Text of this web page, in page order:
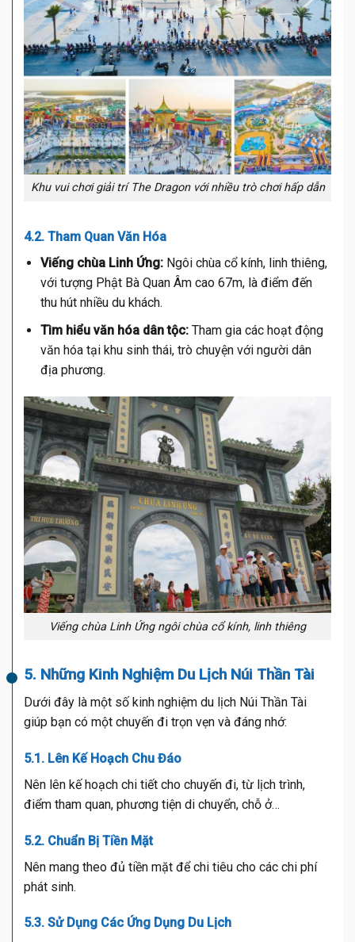
Khu vui chơi giải trí The Dragon với nhiều trò chơi hấp dẫn
4.2. Tham Quan Văn Hóa
Viếng chùa Linh Ứng:Ngôi chùa cổ kính, linh thiêng,
với tượng Phật Bà Quan Âm cao 67m, là điểm đến
thu hút nhiều du khách.
Tìm hiểu văn hóa dân tộc:Tham gia các hoạt động
văn hóa tại khu sinh thái, trò chuyện với người dân
địa phương.
Viếng chùa Linh Ứng ngôi chùa cổ kính, linh thiêng
5. Những Kinh Nghiệm Du Lịch Núi Thần Tài
Dưới đây là một số kinh nghiệm du lịch Núi Thần Tài
giúp bạn có một chuyến đi trọn vẹn và đáng nhớ:
5.1. Lên Kế Hoạch Chu Đáo
Nên lên kế hoạch chi tiết cho chuyến đi, từ lịch trình,
điểm tham quan, phương tiện di chuyển, chỗ ở…
5.2. Chuẩn Bị Tiền Mặt
Nên mang theo đủ tiền mặt để chi tiêu cho các chi phí
phát sinh.
5.3. Sử Dụng Các Ứng Dụng Du Lịch